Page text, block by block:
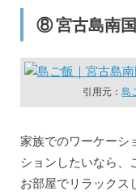
⑧ 宮古島南
引用元：島
家族でのワーケーシ
ションしたいなら、
お部屋でリラックス